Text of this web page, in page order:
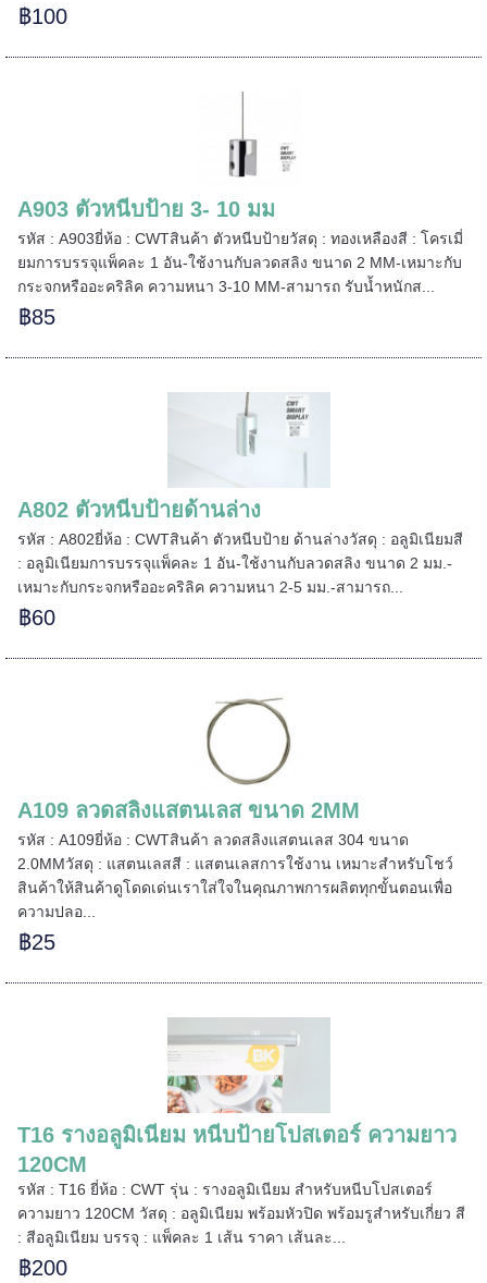
฿100
A903 ตัวหนีบป้าย 3- 10 มม
รหัส : A903ยี่ห้อ : CWTสินค้า ตัวหนีบป้ายวัสดุ : ทองเหลืองสี : โครเมี่
ยมการบรรจุแพ็คละ 1 อัน-ใช้งานกับลวดสลิง ขนาด 2 MM-เหมาะกับ
กระจกหรืออะคริลิค ความหนา 3-10 MM-สามารถ รับน้ำหนักส...
฿85
A802 ตัวหนีบป้ายด้านล่าง
รหัส : A802ยี่ห้อ : CWTสินค้า ตัวหนีบป้าย ด้านล่างวัสดุ : อลูมิเนียมสี
: อลูมิเนียมการบรรจุแพ็คละ 1 อัน-ใช้งานกับลวดสลิง ขนาด 2 มม.-
เหมาะกับกระจกหรืออะคริลิค ความหนา 2-5 มม.-สามารถ...
฿60
A109 ลวดสลิงแสตนเลส ขนาด 2MM
รหัส : A109ยี่ห้อ : CWTสินค้า ลวดสลิงแสตนเลส 304 ขนาด
2.0MMวัสดุ : แสตนเลสสี : แสตนเลสการใช้งาน เหมาะสำหรับโชว์
สินค้าให้สินค้าดูโดดเด่นเราใส่ใจในคุณภาพการผลิตทุกขั้นตอนเพื่อ
ความปลอ...
฿25
T16 รางอลูมิเนียม หนีบป้ายโปสเตอร์ ความยาว
120CM
รหัส : T16 ยี่ห้อ : CWT รุ่น : รางอลูมิเนียม สำหรับหนีบโปสเตอร์
ความยาว 120CM วัสดุ : อลูมิเนียม พร้อมหัวปิด พร้อมรูสำหรับเกี่ยว สี
: สีอลูมิเนียม บรรจุ : แพ็คละ 1 เส้น ราคา เส้นละ...
฿200